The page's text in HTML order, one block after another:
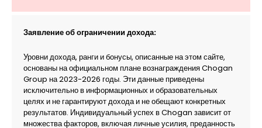
Заявление об ограничении дохода:
Уровни дохода, ранги и бонусы, описанные на этом сайте,
основаны на официальном плане вознаграждения Chogan
Group на 2023-2026 годы. Эти данные приведены
исключительно в информационных и образовательных
целях и не гарантируют дохода и не обещают конкретных
результатов. Индивидуальный успех в Chogan зависит от
множества факторов, включая личные усилия, преданность